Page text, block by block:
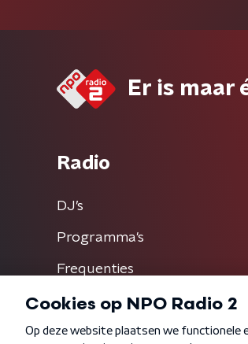
Er is maar
Radio
DJ’s
Programma's
Frequenties